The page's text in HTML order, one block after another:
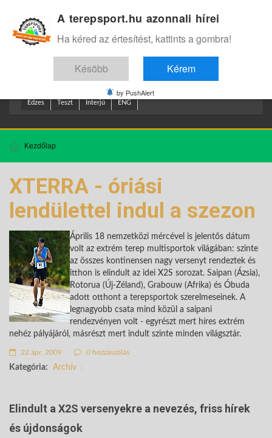
Edzes Teszt Interjú ENG
Kezdőlap
XTERRA - óriási
lendülettel indul a szezon
Április 18 nemzetközi mércével is jelentős dátum
volt az extrém terep multisportok világában: szinte
az összes kontinensen nagy versenyt rendeztek és
itthon is elindult az idei X2S sorozat. Saipan (Ázsia),
Rotorua (Új-Zéland), Grabouw (Afrika) és Óbuda
adott otthont a terepsportok szerelmeseinek. A
legnagyobb csata mind közül a saipani
rendezvényen volt - egyrészt mert híres extrém
nehéz pályájáról, másrészt mert indult szinte minden világsztár.
22 ápr. 2009 0 hozzászólás
Kategória: Archív
Elindult a X2S versenyekre a nevezés, friss hírek
és újdonságok
A terepsport.hu azonnali hírei
Ha kéred az értesítést, kattints a gombra!
Késöbb Kérem
by PushAlert